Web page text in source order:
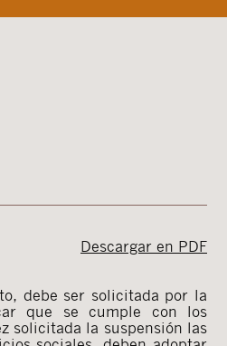
Descargar en PDF
debe ser solicitada por la
que se cumple con los
solicitada la suspensión las